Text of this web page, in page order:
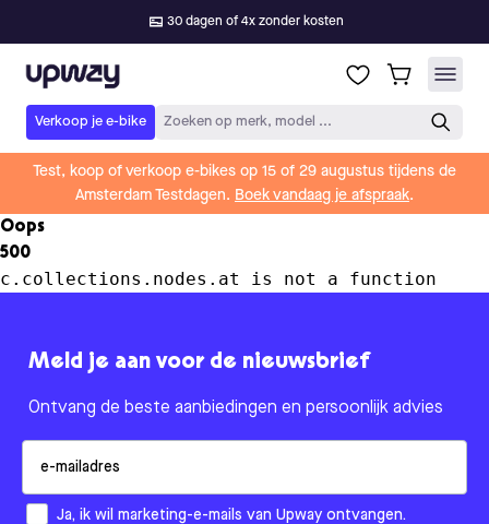
30 dagen of 4x zonder kosten
Upway
Verkoop je e-bike Zoeken op merk, model ...
Test, koop of verkoop e-bikes op 15 of 29 augustus tijdens de
Amsterdam Testdagen. Boek vandaag je afspraak.
Oops
500
c.collections.nodes.at is not a function
Meld je aan voor de nieuwsbrief
Ontvang de beste aanbiedingen en persoonlijk advies
How would you like to hear from us?
Ja, ik wil marketing-e-mails van Upway ontvangen.